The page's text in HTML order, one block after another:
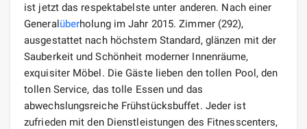
ist jetzt das respektabelste unter anderen. Nach einer
Generalüberholung im Jahr 2015. Zimmer (292),
ausgestattet nach höchstem Standard, glänzen mit der
Sauberkeit und Schönheit moderner Innenräume,
exquisiter Möbel. Die Gäste lieben den tollen Pool, den
tollen Service, das tolle Essen und das
abwechslungsreiche Frühstücksbuffet. Jeder ist
zufrieden mit den Dienstleistungen des Fitnesscenters,